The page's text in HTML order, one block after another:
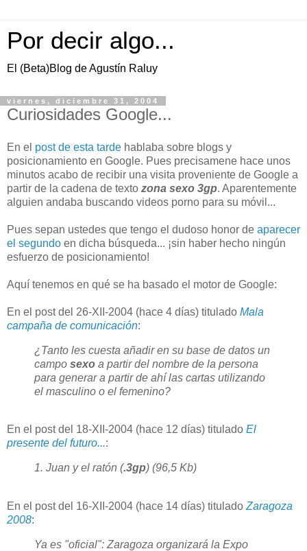
Por decir algo...
El (Beta)Blog de Agustín Raluy
viernes, diciembre 31, 2004
Curiosidades Google...
En el post de esta tarde hablaba sobre blogs y
posicionamiento en Google. Pues precisamene hace unos
minutos acabo de recibir una visita proveniente de Google a
partir de la cadena de texto zona sexo 3gp. Aparentemente
alguien andaba buscando videos porno para su móvil...
Pues sepan ustedes que tengo el dudoso honor de aparecer
el segundo en dicha búsqueda... ¡sin haber hecho ningún
esfuerzo de posicionamiento!
Aquí tenemos en qué se ha basado el motor de Google:
En el post del 26-XII-2004 (hace 4 días) titulado Mala
campaña de comunicación:
¿Tanto les cuesta añadir en su base de datos un
campo sexo a partir del nombre de la persona
para generar a partir de ahí las cartas utilizando
el masculino o el femenino?
En el post del 18-XII-2004 (hace 12 días) titulado El
presente del futuro...:
1. Juan y el ratón (.3gp) (96,5 Kb)
En el post del 16-XII-2004 (hace 14 días) titulado Zaragoza
2008:
Ya es "oficial": Zaragoza organizará la Expo